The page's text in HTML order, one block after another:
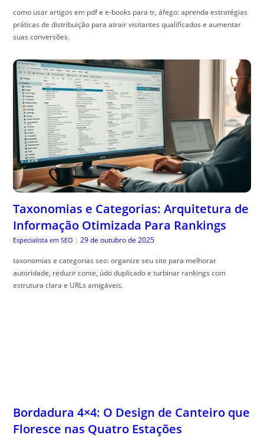
como usar artigos em pdf e e-books para tr, áfego: aprenda estratégias
práticas de distribuição para atrair visitantes qualificados e aumentar
suas conversões.
Taxonomias e Categorias: Arquitetura de
Informação Otimizada Para Rankings
Especialista em SEO | 29 de outubro de 2025
taxonomias e categorias seo: organize seu site para melhorar
autoridade, reduzir conte, údo duplicado e turbinar rankings com
estrutura clara e URLs amigáveis.
Bordadura 4×4: O Design de Canteiro que
Floresce nas Quatro Estações